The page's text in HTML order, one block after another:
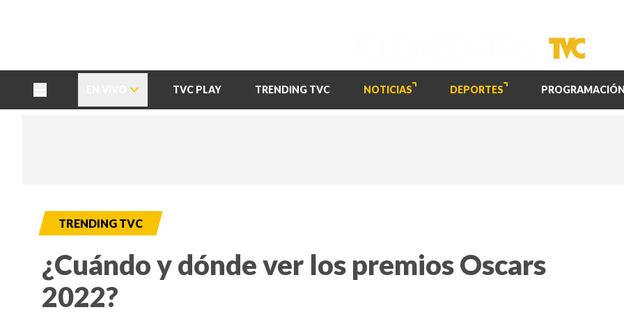
TVC PLAY TRENDING TVC NOTICIAS DEPORTES PROGRAMACIÓN
TRENDING TVC
¿Cuándo y dónde ver los premios Oscars
2022?